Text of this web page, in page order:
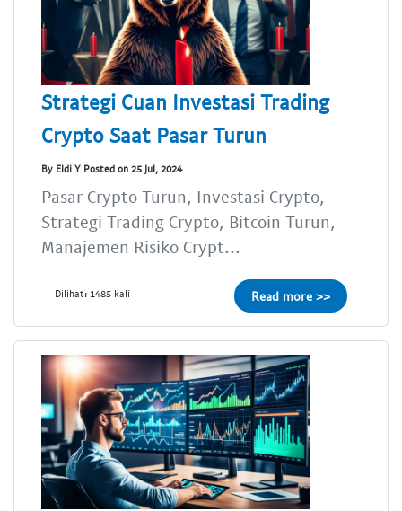
Strategi Cuan Investasi Trading
Crypto Saat Pasar Turun
By Eldi Y Posted on 25 Jul, 2024
Pasar Crypto Turun, Investasi Crypto,
Strategi Trading Crypto, Bitcoin Turun,
Manajemen Risiko Crypt...
Dilihat: 1485 kali Read more >>